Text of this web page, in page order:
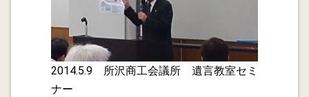
なるかもしれません？
2014.05.11
5/9 セレモア主催シニア・パワーアップセミナー 無
事終了しました。セレモア社の「市民新聞社」や「熟年
ばんざい」誌への広告宣伝やリピーターへの案内もあ
2014.5.9 所沢商工会議所 遺言教室セミ
ナー